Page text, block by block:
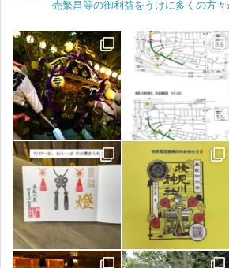
売繁昌等の御利益をうけに多くの方々